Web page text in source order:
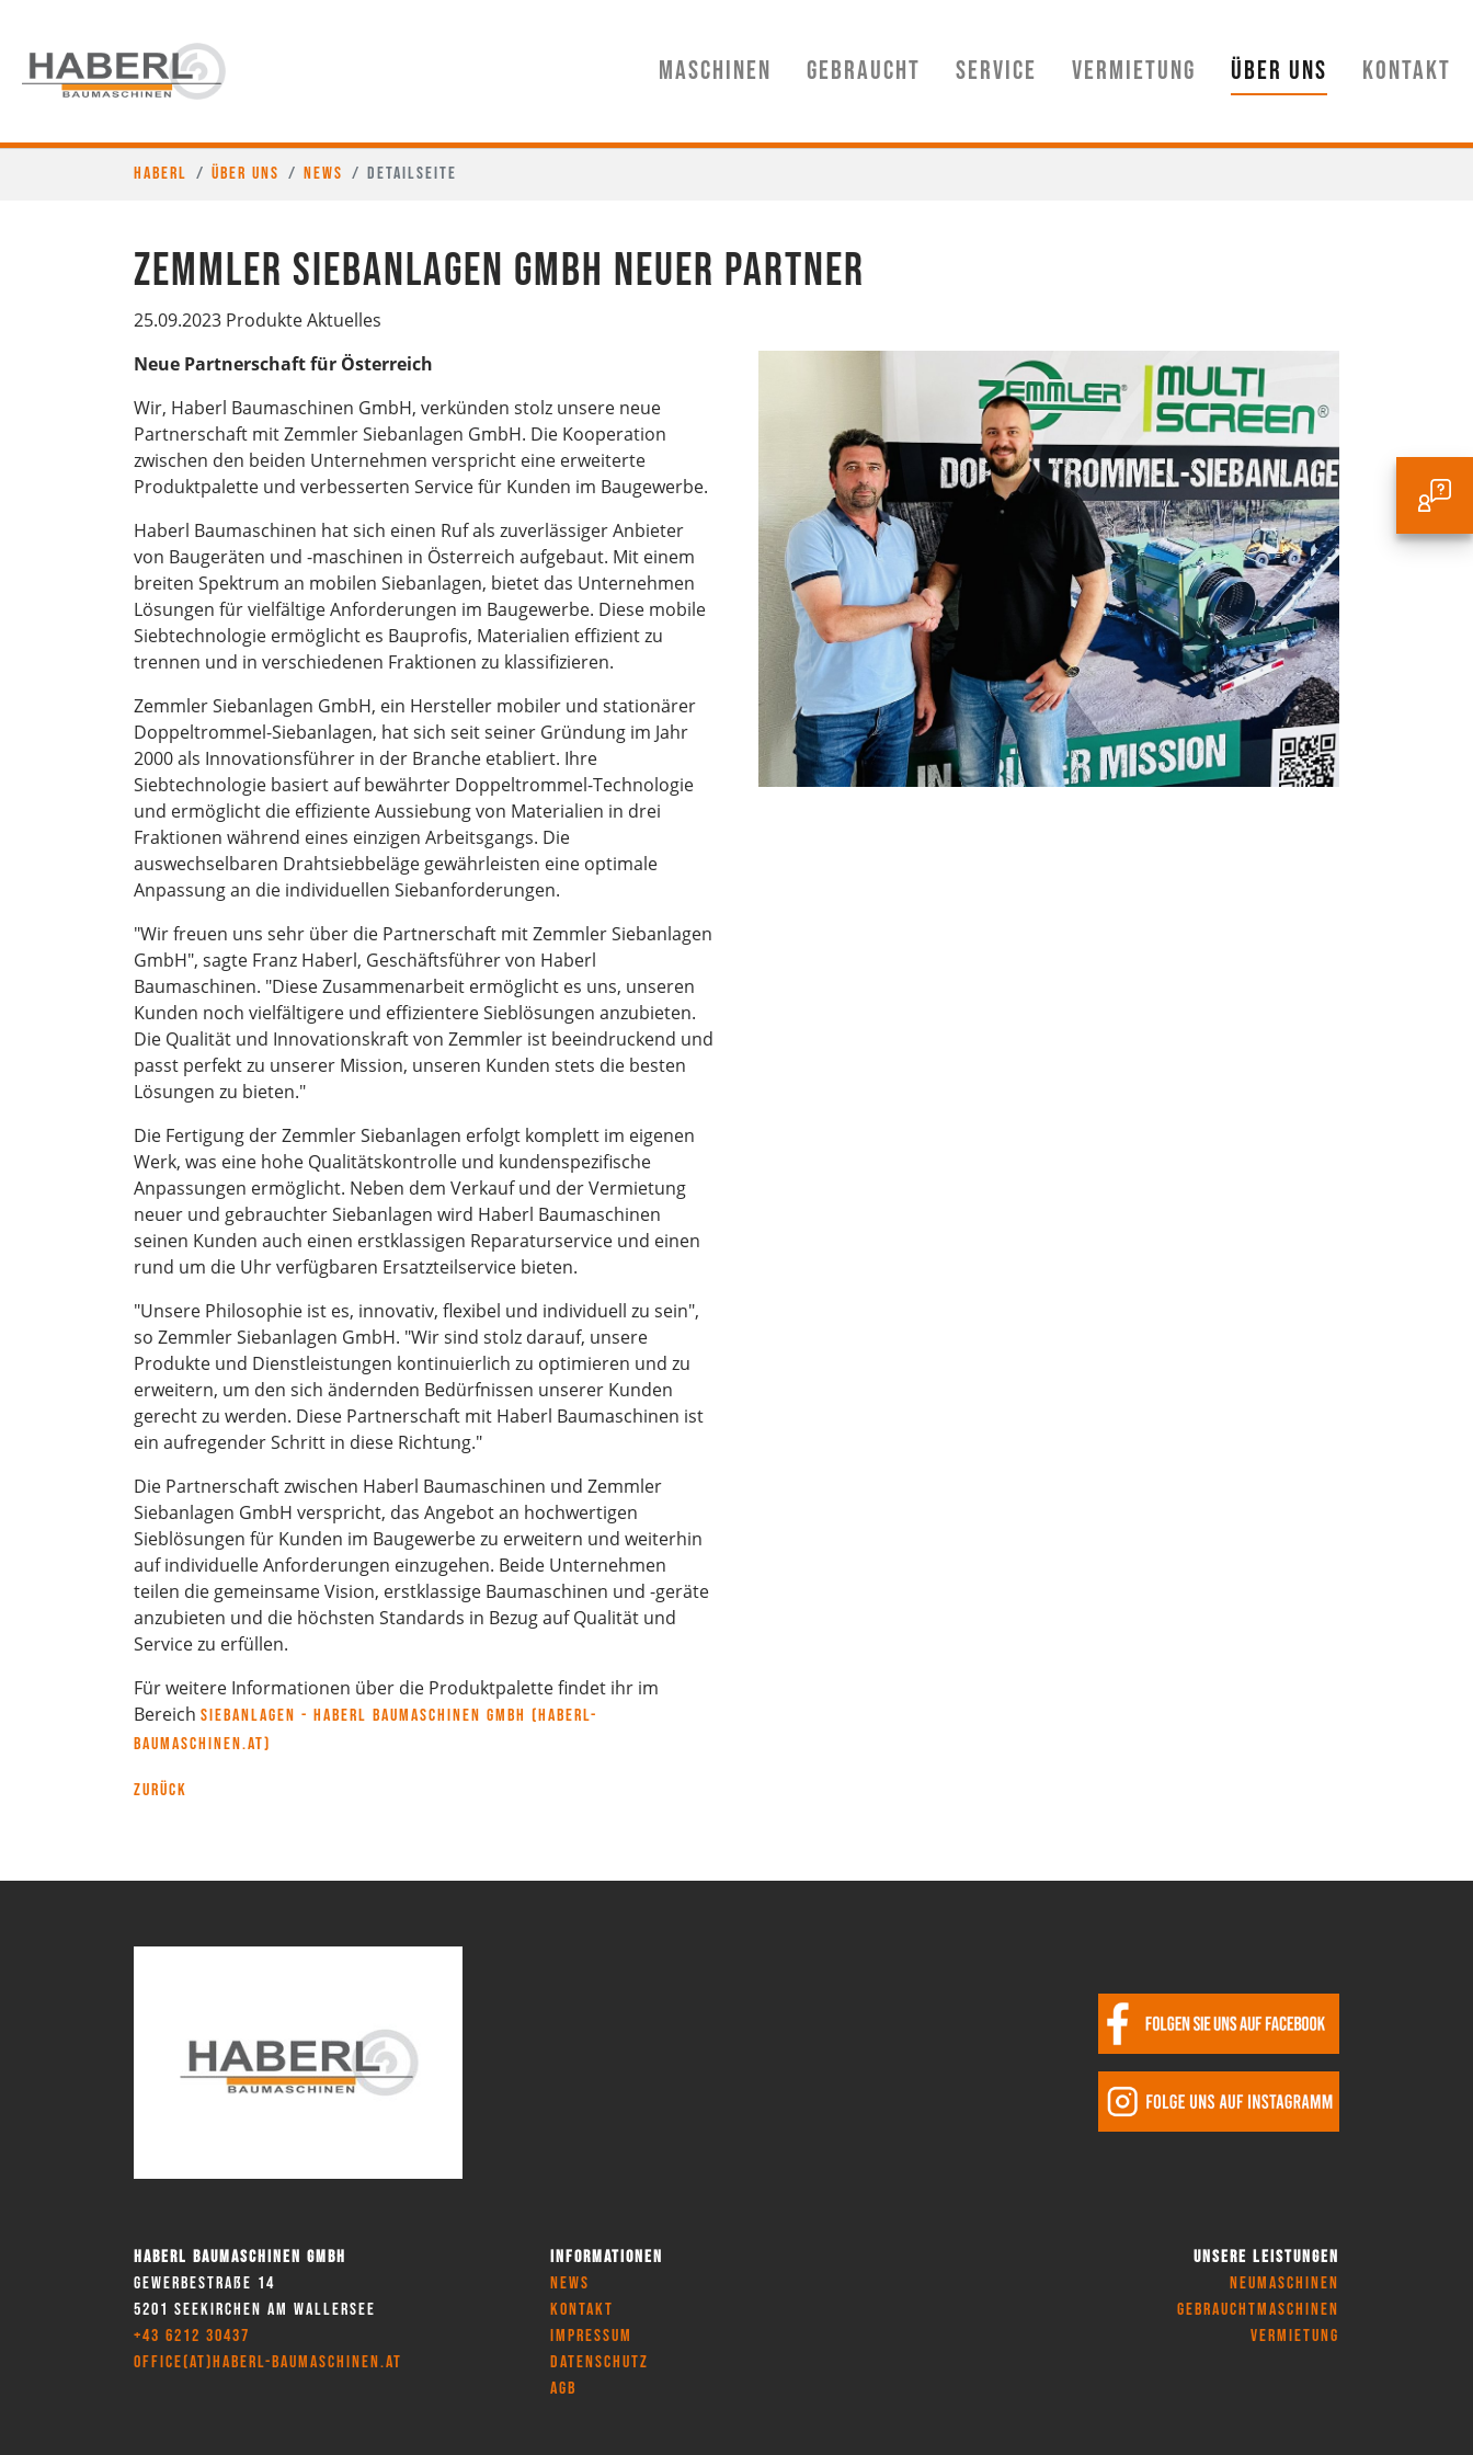
Maschinen Gebraucht Service Vermietung Über uns Kontakt
Haberl Über uns News Detailseite
Zemmler Siebanlagen GmbH neuer Partner
25.09.2023 Produkte Aktuelles
Neue Partnerschaft für Österreich
Wir, Haberl Baumaschinen GmbH, verkünden stolz unsere neue
Partnerschaft mit Zemmler Siebanlagen GmbH. Die Kooperation
zwischen den beiden Unternehmen verspricht eine erweiterte
Produktpalette und verbesserten Service für Kunden im Baugewerbe.
Haberl Baumaschinen hat sich einen Ruf als zuverlässiger Anbieter
von Baugeräten und -maschinen in Österreich aufgebaut. Mit einem
breiten Spektrum an mobilen Siebanlagen, bietet das Unternehmen
Lösungen für vielfältige Anforderungen im Baugewerbe. Diese mobile
Siebtechnologie ermöglicht es Bauprofis, Materialien effizient zu
trennen und in verschiedenen Fraktionen zu klassifizieren.
Zemmler Siebanlagen GmbH, ein Hersteller mobiler und stationärer
Doppeltrommel-Siebanlagen, hat sich seit seiner Gründung im Jahr
2000 als Innovationsführer in der Branche etabliert. Ihre
Siebtechnologie basiert auf bewährter Doppeltrommel-Technologie
und ermöglicht die effiziente Aussiebung von Materialien in drei
Fraktionen während eines einzigen Arbeitsgangs. Die
auswechselbaren Drahtsiebbeläge gewährleisten eine optimale
Anpassung an die individuellen Siebanforderungen.
"Wir freuen uns sehr über die Partnerschaft mit Zemmler Siebanlagen
GmbH", sagte Franz Haberl, Geschäftsführer von Haberl
Baumaschinen. "Diese Zusammenarbeit ermöglicht es uns, unseren
Kunden noch vielfältigere und effizientere Sieblösungen anzubieten.
Die Qualität und Innovationskraft von Zemmler ist beeindruckend und
passt perfekt zu unserer Mission, unseren Kunden stets die besten
Lösungen zu bieten."
Die Fertigung der Zemmler Siebanlagen erfolgt komplett im eigenen
Werk, was eine hohe Qualitätskontrolle und kundenspezifische
Anpassungen ermöglicht. Neben dem Verkauf und der Vermietung
neuer und gebrauchter Siebanlagen wird Haberl Baumaschinen
seinen Kunden auch einen erstklassigen Reparaturservice und einen
rund um die Uhr verfügbaren Ersatzteilservice bieten.
"Unsere Philosophie ist es, innovativ, flexibel und individuell zu sein",
so Zemmler Siebanlagen GmbH. "Wir sind stolz darauf, unsere
Produkte und Dienstleistungen kontinuierlich zu optimieren und zu
erweitern, um den sich ändernden Bedürfnissen unserer Kunden
gerecht zu werden. Diese Partnerschaft mit Haberl Baumaschinen ist
ein aufregender Schritt in diese Richtung."
Die Partnerschaft zwischen Haberl Baumaschinen und Zemmler
Siebanlagen GmbH verspricht, das Angebot an hochwertigen
Sieblösungen für Kunden im Baugewerbe zu erweitern und weiterhin
auf individuelle Anforderungen einzugehen. Beide Unternehmen
teilen die gemeinsame Vision, erstklassige Baumaschinen und -geräte
anzubieten und die höchsten Standards in Bezug auf Qualität und
Service zu erfüllen.
Für weitere Informationen über die Produktpalette findet ihr im
Bereich Siebanlagen - Haberl Baumaschinen GmbH (haberl-
baumaschinen.at)
Zurück
Haberl Baumaschinen GmbH
Gewerbestraße 14
5201 Seekirchen am Wallersee
+43 6212 30437
office(at)haberl-baumaschinen.at
Informationen
News
Kontakt
Impressum
Datenschutz
AGB
Unsere Leistungen
Neumaschinen
Gebrauchtmaschinen
Vermietung